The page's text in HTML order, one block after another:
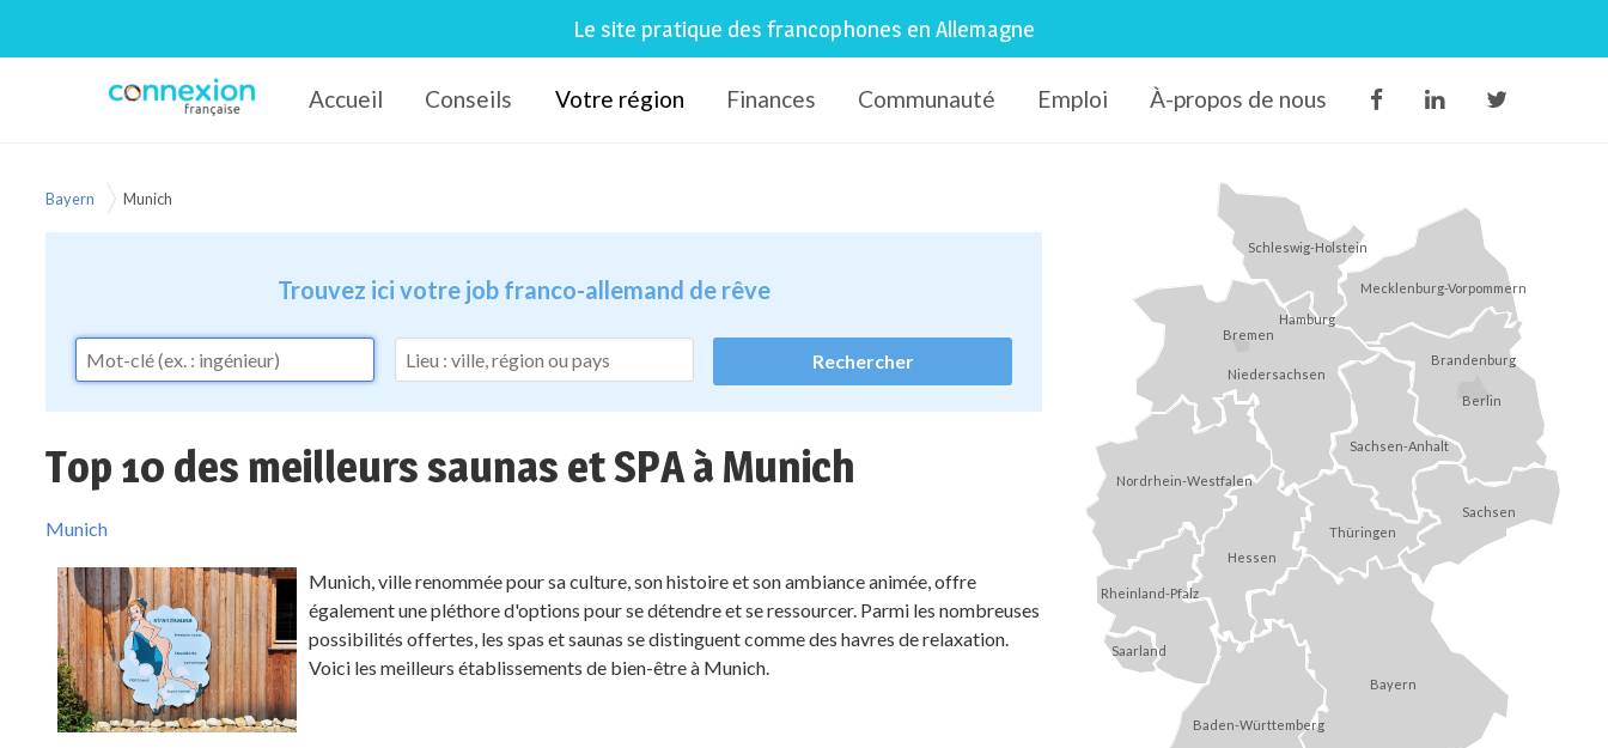
Le site pratique des francophones en Allemagne
Connexion-Française Accueil Conseils Votre région Finances Communauté Emploi À-propos de nous
Bayern Munich
Trouvez ici votre job franco-allemand de rêve
Top 10 des meilleurs saunas et SPA à Munich
Munich
Munich, ville renommée pour sa culture, son histoire et son ambiance animée, offre
également une pléthore d'options pour se détendre et se ressourcer. Parmi les nombreuses
possibilités offertes, les spas et saunas se distinguent comme des havres de relaxation.
Voici les meilleurs établissements de bien-être à Munich.
Berlin
Bremen
Hamburg
Saarland
Schleswig-Holstein
Mecklenburg-Vorpommern
Brandenburg
Niedersachsen
Sachsen-Anhalt
Sachsen
Thüringen
Hessen
Nordrhein-Westfalen
Rheinland-Pfalz
Baden-Württemberg
Bayern